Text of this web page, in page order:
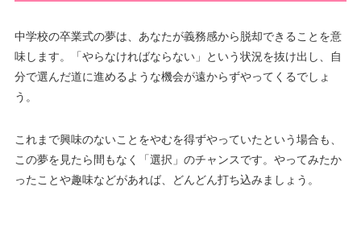
中学校の卒業式の夢は、あなたが義務感から脱却できることを意
味します。「やらなければならない」という状況を抜け出し、自
分で選んだ道に進めるような機会が遠からずやってくるでしょ
う。
これまで興味のないことをやむを得ずやっていたという場合も、
この夢を見たら間もなく「選択」のチャンスです。やってみたか
ったことや趣味などがあれば、どんどん打ち込みましょう。